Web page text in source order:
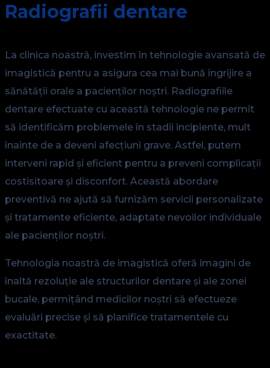
Radiografii dentare
La clinica noastră, investim în tehnologie avansată de
imagistică pentru a asigura cea mai bună îngrijire a
sănătății orale a pacienților noștri. Radiografiile
dentare efectuate cu această tehnologie ne permit
să identificăm problemele în stadii incipiente, mult
înainte de a deveni afecțiuni grave. Astfel, putem
interveni rapid și eficient pentru a preveni complicații
costisitoare și disconfort. Această abordare
preventivă ne ajută să furnizăm servicii personalizate
și tratamente eficiente, adaptate nevoilor individuale
ale pacienților noștri.
Tehnologia noastră de imagistică oferă imagini de
înaltă rezoluție ale structurilor dentare și ale zonei
bucale, permițând medicilor noștri să efectueze
evaluări precise și să planifice tratamentele cu
exactitate.